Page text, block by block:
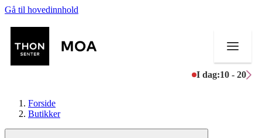
Gå til hovedinnhold
I dag:10 - 20
Forside
Butikker